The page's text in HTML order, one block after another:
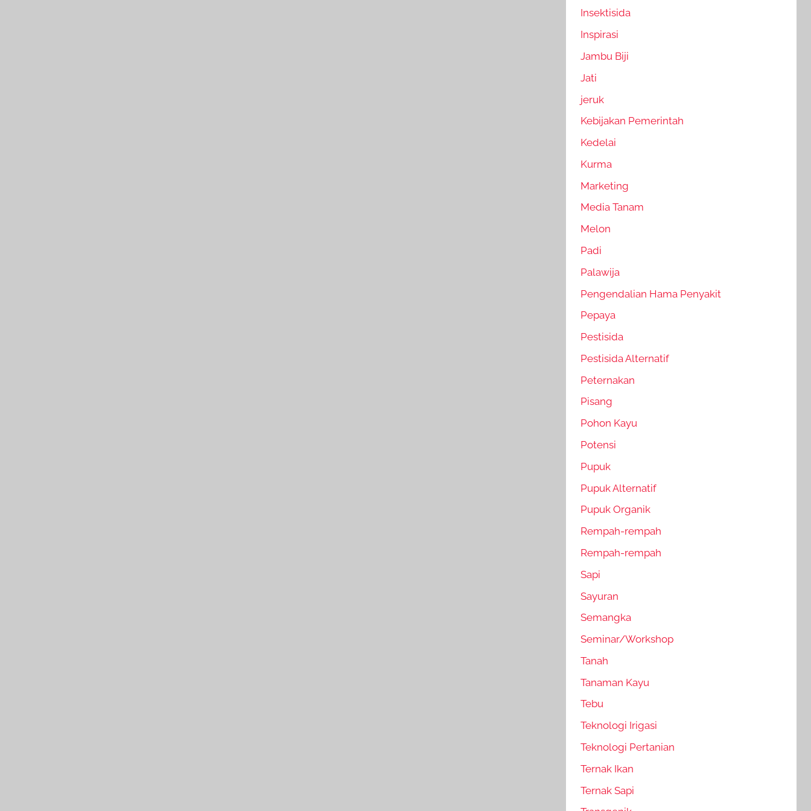
Insektisida
Inspirasi
Jambu Biji
Jati
jeruk
Kebijakan Pemerintah
Kedelai
Kurma
Marketing
Media Tanam
Melon
Padi
Palawija
Pengendalian Hama Penyakit
Pepaya
Pestisida
Pestisida Alternatif
Peternakan
Pisang
Pohon Kayu
Potensi
Pupuk
Pupuk Alternatif
Pupuk Organik
Rempah-rempah
Rempah-rempah
Sapi
Sayuran
Semangka
Seminar/Workshop
Tanah
Tanaman Kayu
Tebu
Teknologi Irigasi
Teknologi Pertanian
Ternak Ikan
Ternak Sapi